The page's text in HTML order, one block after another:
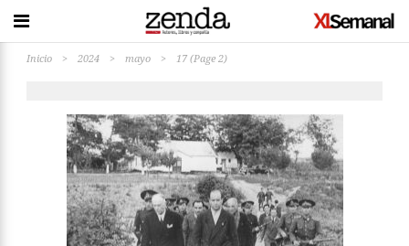
Inicio > 2024 > mayo > 17 (Page 2)